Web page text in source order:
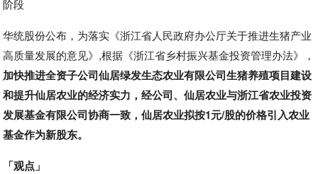
华统股份公布，为落实《浙江省人民政府办公厅关于推进生猪产业
高质量发展的意见》,根据《浙江省乡村振兴基金投资管理办法》，
加快推进全资子公司仙居绿发生态农业有限公司生猪养殖项目建设
和提升仙居农业的经济实力，经公司、仙居农业与浙江省农业投资
发展基金有限公司协商一致，仙居农业拟按1元/股的价格引入农业
基金作为新股东。
「观点」